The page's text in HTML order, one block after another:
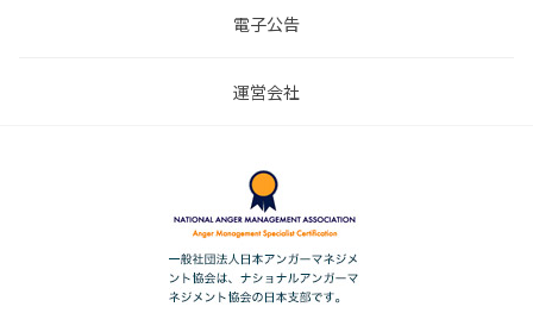
電子公告
運営会社